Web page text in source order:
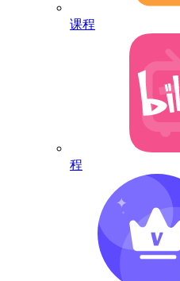
课程
程